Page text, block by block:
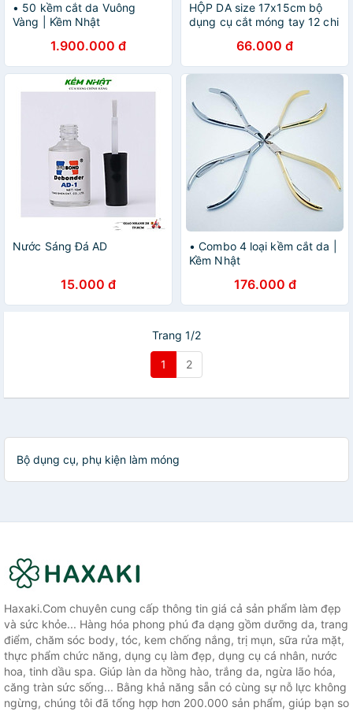
• 50 kềm cắt da Vuông
Vàng | Kềm Nhật
1.900.000 đ
HỘP DA size 17x15cm bộ
dụng cụ cắt móng tay 12 chi
cao cấp - Cờ tướng nam
châm mini D Danido
66.000 đ
Nước Sáng Đá AD
15.000 đ
• Combo 4 loại kềm cắt da |
Kềm Nhật
176.000 đ
Trang 1/2
1 2
Bộ dụng cụ, phụ kiện làm móng
Haxaki.Com chuyên cung cấp thông tin giá cả sản phẩm làm đẹp
và sức khỏe... Hàng hóa phong phú đa dạng gồm dưỡng da, trang
điểm, chăm sóc body, tóc, kem chống nắng, trị mụn, sữa rửa mặt,
thực phẩm chức năng, dụng cụ làm đẹp, dụng cụ cá nhân, nước
hoa, tinh dầu spa. Giúp làn da hồng hào, trắng da, ngừa lão hóa,
căng tràn sức sống... Bằng khả năng sẵn có cùng sự nỗ lực không
ngừng, chúng tôi đã tổng hợp hơn 200.000 sản phẩm, giúp bạn so